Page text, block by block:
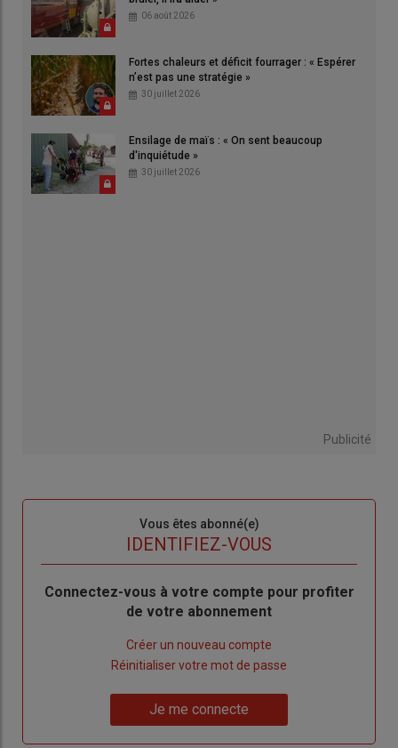
06 août 2026
Fortes chaleurs et déficit fourrager : « Espérer
n’est pas une stratégie »
30 juillet 2026
Ensilage de maïs : « On sent beaucoup
d'inquiétude »
30 juillet 2026
Publicité
Vous êtes abonné(e)
IDENTIFIEZ-VOUS
Body
Connectez-vous à votre compte pour profiter
de votre abonnement
Créer un nouveau compte
Réinitialiser votre mot de passe
me
Je me connecte